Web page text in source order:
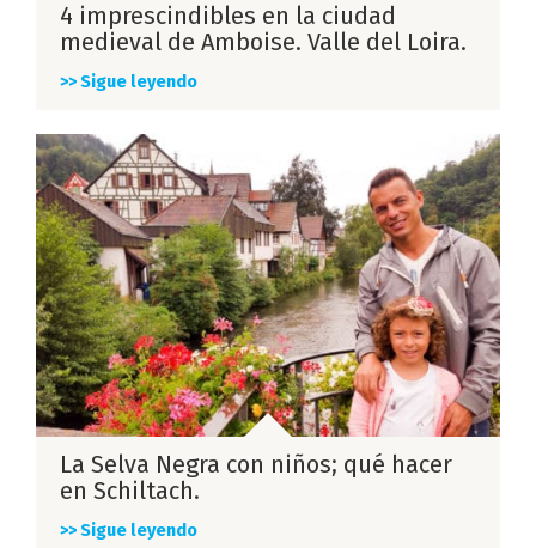
4 imprescindibles en la ciudad
medieval de Amboise. Valle del Loira.
>> Sigue leyendo
La Selva Negra con niños; qué hacer
en Schiltach.
>> Sigue leyendo